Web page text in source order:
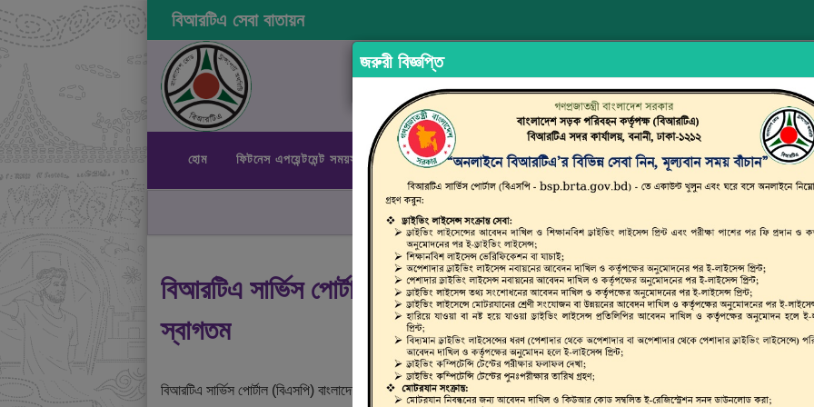
বিআরটিএ সেবা বাতায়ন
হোম ফিটনেস এপয়েন্টমেন্ট সময়সূচী রাইড শেয়ারিং অভিযোগ/মতামত দিন ইউজার ম্যানুয়াল
ছাত্র
জরুরী বিজ্ঞপ্তি
বিআরটিএ সার্ভিস পোর্টালে
স্বাগতম
বিআরটিএ সার্ভিস পোর্টাল (বিএসপি) বাংলাদেশ রোড ট্রান্সপোর্ট অথরিটি (বিআরটিএ)